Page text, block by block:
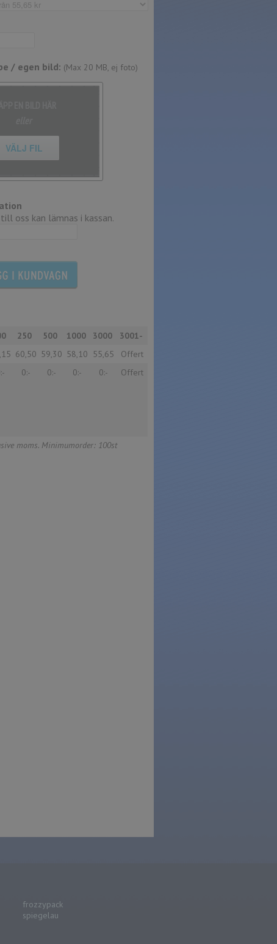
/ egen bild: (Max 20 MB, ej foto)
VÄLJ FIL
oss kan lämnas i kassan.
250 500 1000 3000
3001-
60,50 59,30 58,10 55,65
Offert
0:- 0:- 0:- 0:- Offert
moms. Minimumorder: 100st
frozzypack
spiegelau